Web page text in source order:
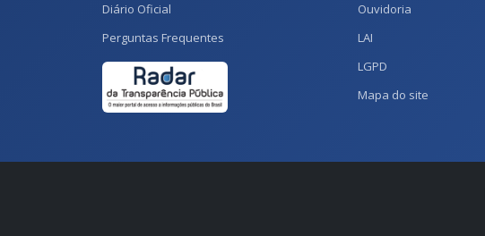
Diário Oficial
Perguntas Frequentes
Ouvidoria
LAI
LGPD
Mapa do site